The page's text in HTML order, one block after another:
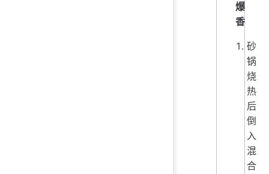
爆
香
砂
锅
烧
热
后
倒
入
混
合